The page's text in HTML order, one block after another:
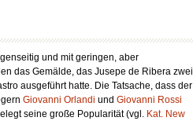
und mit geringen, aber
das Gemälde, das Jusepe de Ribera zwei
ausgeführt hatte. Die Tatsache, dass der
Giovanni Orlandi und Giovanni Rossi
seine große Popularität (vgl. Kat. New